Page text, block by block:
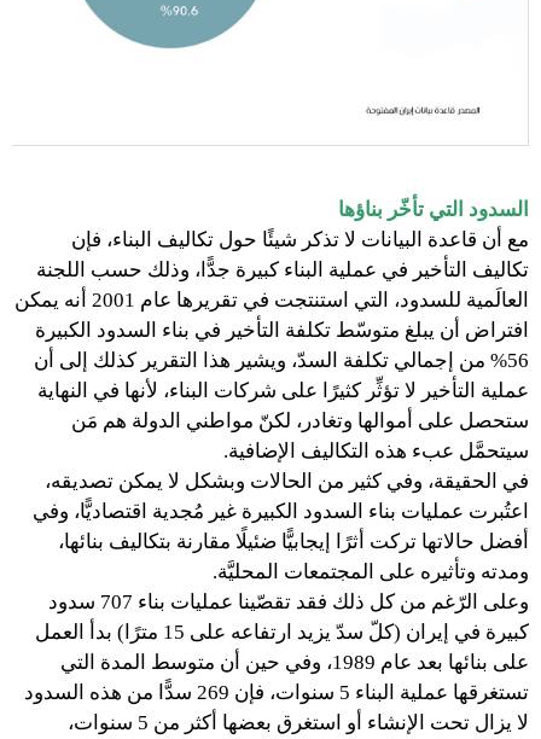
السدود التي تأخّر بناؤها
مع أن قاعدة البيانات لا تذكر شيئًا حول تكاليف البناء، فإن
تكاليف التأخير في عملية البناء كبيرة جدًّا، وذلك حسب اللجنة
العالَمية للسدود، التي استنتجت في تقريرها عام 2001 أنه يمكن
افتراض أن يبلغ متوسّط تكلفة التأخير في بناء السدود الكبيرة
56% من إجمالي تكلفة السدّ، ويشير هذا التقرير كذلك إلى أن
عملية التأخير لا تؤثِّر كثيرًا على شركات البناء، لأنها في النهاية
ستحصل على أموالها وتغادر، لكنّ مواطني الدولة هم مَن
سيتحمَّل عبء هذه التكاليف الإضافية.
في الحقيقة، وفي كثير من الحالات وبشكل لا يمكن تصديقه،
اعتُبرت عمليات بناء السدود الكبيرة غير مُجدية اقتصاديًّا، وفي
أفضل حالاتها تركت أثرًا إيجابيًّا ضئيلًا مقارنة بتكاليف بنائها،
ومدته وتأثيره على المجتمعات المحليَّة.
وعلى الرّغم من كل ذلك فقد تقصّينا عمليات بناء 707 سدود
كبيرة في إيران (كلّ سدّ يزيد ارتفاعه على 15 مترًا) بدأ العمل
على بنائها بعد عام 1989، وفي حين أن متوسط المدة التي
تستغرقها عملية البناء 5 سنوات، فإن 269 سدًّا من هذه السدود
لا يزال تحت الإنشاء أو استغرق بعضها أكثر من 5 سنوات،